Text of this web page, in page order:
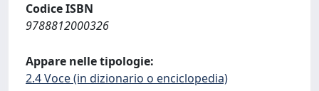
Codice ISBN
9788812000326
Appare nelle tipologie:
2.4 Voce (in dizionario o enciclopedia)